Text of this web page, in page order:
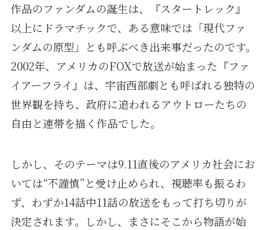
作品のファンダムの誕生は、『スタートレック』
以上にドラマチックで、ある意味では「現代ファ
ンダムの原型」とも呼ぶべき出来事だったのです。
2002年、アメリカのFOXで放送が始まった『ファ
イアーフライ』は、宇宙西部劇とも呼ばれる独特の
世界観を持ち、政府に追われるアウトローたちの
自由と連帯を描く作品でした。
しかし、そのテーマは9.11直後のアメリカ社会にお
いては“不謹慎”と受け止められ、視聴率も振るわ
ず、わずか14話中11話の放送をもって打ち切りが
決定されます。しかし、まさにそこから物語が始